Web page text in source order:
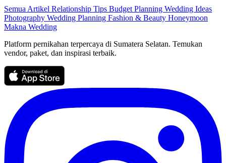
Semua Artikel Relationship Tips Budget Planning Wedding Ideas
Photography Wedding Planning Fashion & Beauty Honeymoon
Makna Wedding
Platform pernikahan terpercaya di Sumatera Selatan. Temukan
vendor, paket, dan inspirasi terbaik.